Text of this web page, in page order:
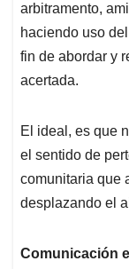
arbitramento,
haciendo uso
fin de abordar y
acertada.
El ideal, es que
el sentido de
comunitaria que
desplazando el
Comunicación